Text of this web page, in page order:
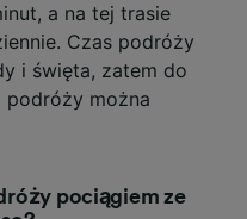
a na tej trasie
Czas podróży
i święta, zatem do
podróży można
pociągiem ze